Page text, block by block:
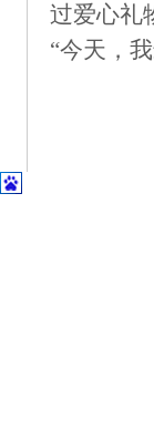
过爱心礼
“今天，